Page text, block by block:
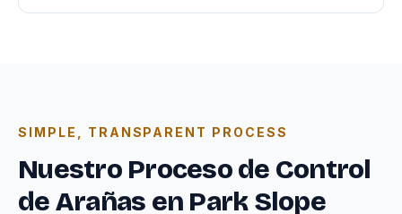
SIMPLE, TRANSPARENT PROCESS
Nuestro Proceso de Control
de Arañas en Park Slope